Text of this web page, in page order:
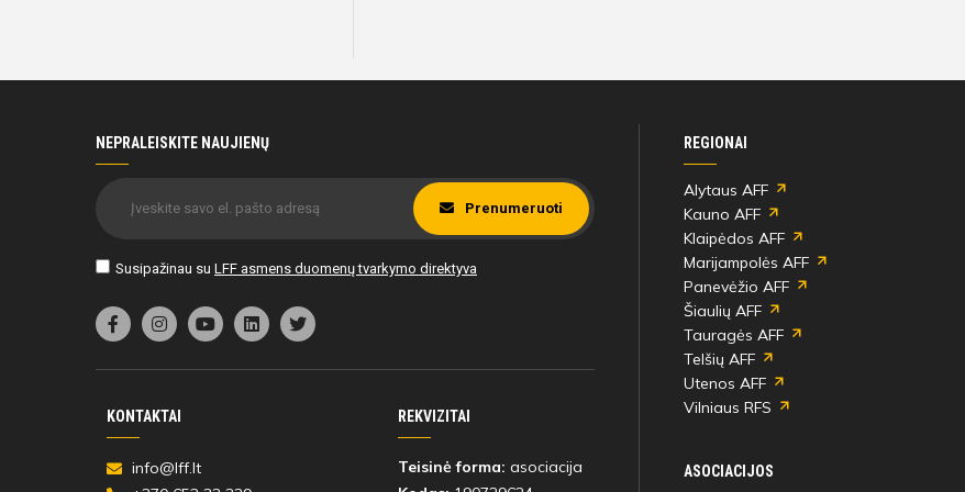
NEPRALEISKITE NAUJIENŲ
Susipažinau su LFF asmens duomenų tvarkymo direktyva
Prenumeruoti
KONTAKTAI
info@lff.lt
REKVIZITAI
Teisinė forma: asociacija
REGIONAI
Alytaus AFF
Kauno AFF
Klaipėdos AFF
Marijampolės AFF
Panevėžio AFF
Šiaulių AFF
Tauragės AFF
Telšių AFF
Utenos AFF
Vilniaus RFS
ASOCIACIJOS